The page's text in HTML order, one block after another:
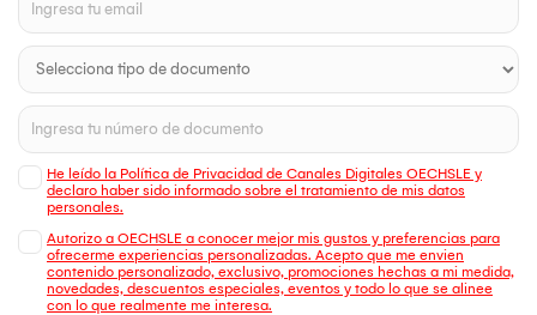
He leído la Política de Privacidad de Canales Digitales OECHSLE y
declaro haber sido informado sobre el tratamiento de mis datos
personales.
Autorizo a OECHSLE a conocer mejor mis gustos y preferencias para
ofrecerme experiencias personalizadas. Acepto que me envien
contenido personalizado, exclusivo, promociones hechas a mi medida,
novedades, descuentos especiales, eventos y todo lo que se alinee
con lo que realmente me interesa.